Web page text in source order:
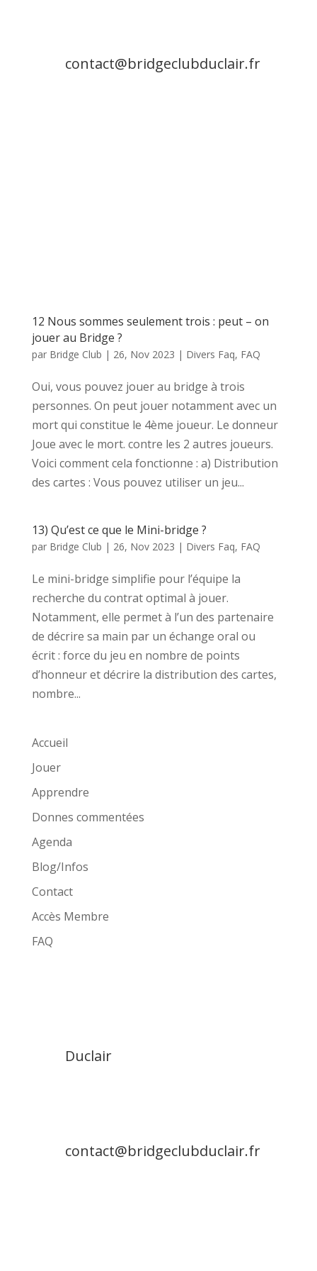
contact@bridgeclubduclair.fr
12 Nous sommes seulement trois : peut – on
jouer au Bridge ?
par Bridge Club | 26, Nov 2023 | Divers Faq, FAQ
Oui, vous pouvez jouer au bridge à trois
personnes. On peut jouer notamment avec un
mort qui constitue le 4ème joueur. Le donneur
Joue avec le mort. contre les 2 autres joueurs.
Voici comment cela fonctionne : a) Distribution
des cartes : Vous pouvez utiliser un jeu...
13) Qu’est ce que le Mini-bridge ?
par Bridge Club | 26, Nov 2023 | Divers Faq, FAQ
Le mini-bridge simplifie pour l’équipe la
recherche du contrat optimal à jouer.
Notamment, elle permet à l’un des partenaire
de décrire sa main par un échange oral ou
écrit : force du jeu en nombre de points
d’honneur et décrire la distribution des cartes,
nombre...
Accueil
Jouer
Apprendre
Donnes commentées
Agenda
Blog/Infos
Contact
Accès Membre
FAQ
Duclair
contact@bridgeclubduclair.fr